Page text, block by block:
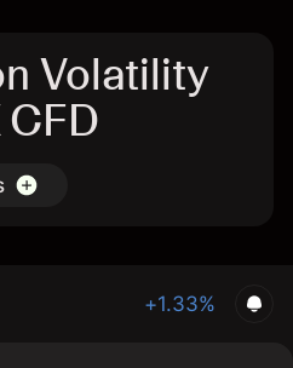
Volatility
CFD
+1.33%